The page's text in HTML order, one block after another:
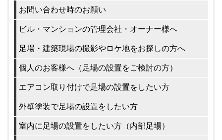
お問い合わせ時のお願い
ビル・マンションの管理会社・オーナー様へ
足場・建築現場の撮影やロケ地をお探しの方へ
個人のお客様へ（足場の設置をご検討の方）
エアコン取り付けで足場の設置をしたい方
外壁塗装で足場の設置をしたい方
室内に足場の設置をしたい方（内部足場）